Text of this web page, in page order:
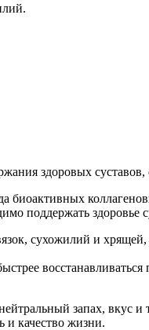
здоровых
биоактивных
поддержать здоровье
сухожилий и
запах, вкус и
и качество жизни.